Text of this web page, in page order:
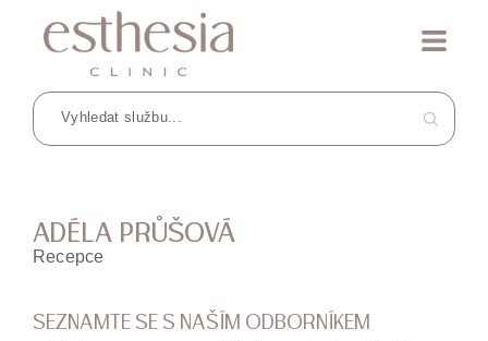
ADÉLA PRŮŠOVÁ
Recepce
SEZNAMTE SE S NAŠÍM ODBORNÍKEM